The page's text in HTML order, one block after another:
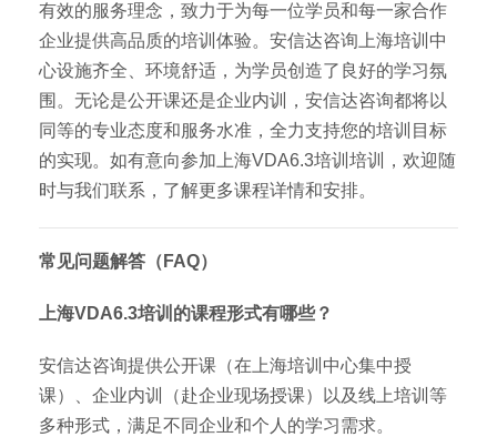
有效的服务理念，致力于为每一位学员和每一家合作
企业提供高品质的培训体验。安信达咨询上海培训中
心设施齐全、环境舒适，为学员创造了良好的学习氛
围。无论是公开课还是企业内训，安信达咨询都将以
同等的专业态度和服务水准，全力支持您的培训目标
的实现。如有意向参加上海VDA6.3培训培训，欢迎随
时与我们联系，了解更多课程详情和安排。
常见问题解答（FAQ）
上海VDA6.3培训的课程形式有哪些？
安信达咨询提供公开课（在上海培训中心集中授
课）、企业内训（赴企业现场授课）以及线上培训等
多种形式，满足不同企业和个人的学习需求。